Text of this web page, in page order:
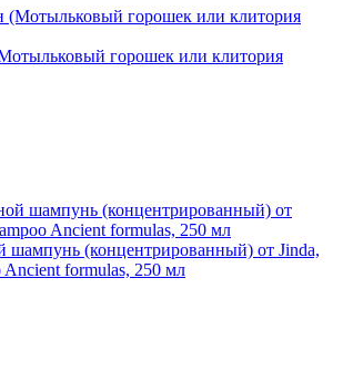
горошек или клитория
шампунь (концентрированный) от Jinda,
Ancient formulas, 250 мл